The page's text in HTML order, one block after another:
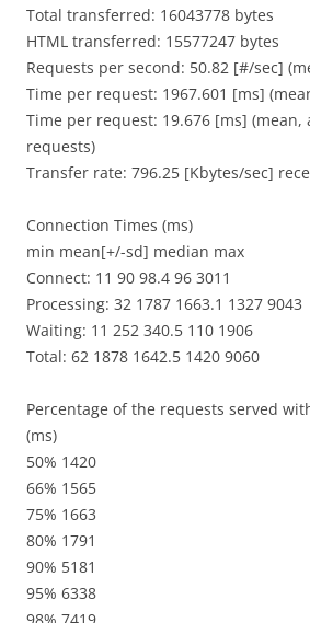
Total transferred: 16043778 bytes
HTML transferred: 15577247 bytes
Requests per second: 50.82 [#/sec]
Time per request: 1967.601 [ms]
Time per request: 19.676 [ms]
requests)
Transfer rate: 796.25 [Kbytes/sec]
Connection Times (ms)
min mean[+/-sd] median max
Connect: 11 90 98.4 96 3011
Processing: 32 1787 1663.1 1327 9043
Waiting: 11 252 340.5 110 1906
Total: 62 1878 1642.5 1420 9060
Percentage of the requests served
(ms)
50% 1420
66% 1565
75% 1663
80% 1791
90% 5181
95% 6338